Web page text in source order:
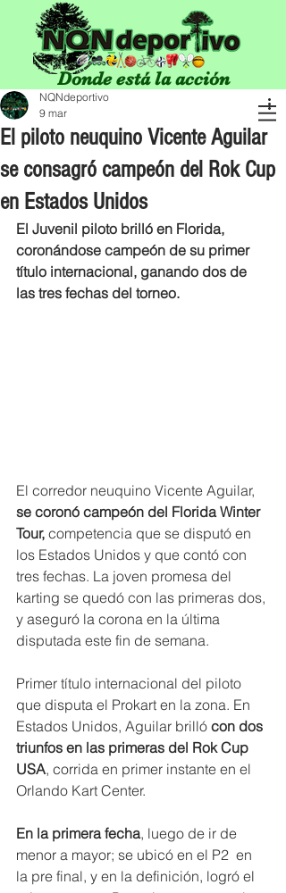
Donde está la acción
El piloto neuquino Vicente Aguilar
se consagró campeón del Rok Cup
en Estados Unidos
NQNdeportivo
9 mar
El Juvenil piloto brilló en Florida,
coronándose campeón de su primer
título internacional, ganando dos de
las tres fechas del torneo.
El corredor neuquino Vicente Aguilar,
se coronó campeón del Florida Winter
Tour, competencia que se disputó en
los Estados Unidos y que contó con
tres fechas. La joven promesa del
karting se quedó con las primeras dos,
y aseguró la corona en la última
disputada este fin de semana.
Primer título internacional del piloto
que disputa el Prokart en la zona. En
Estados Unidos, Aguilar brilló con dos
triunfos en las primeras del Rok Cup
USA, corrida en primer instante en el
Orlando Kart Center.
En la primera fecha, luego de ir de
menor a mayor; se ubicó en el P2  en
la pre final, y en la definición, logró el